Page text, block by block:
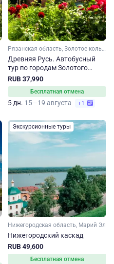
Рязанская область, Золотое кольцо, Владимирская область, Нижегородская область, Малое Золотое кольцо, Московская область
Древняя Русь. Автобусный
тур по городам Золотого
кольца
RUB 37,990
Бесплатная отмена
5 дн. 15—19 августа +1
Экскурсионные туры
Нижегородская область, Марий Эл
Нижегородский каскад
RUB 49,600
Бесплатная отмена